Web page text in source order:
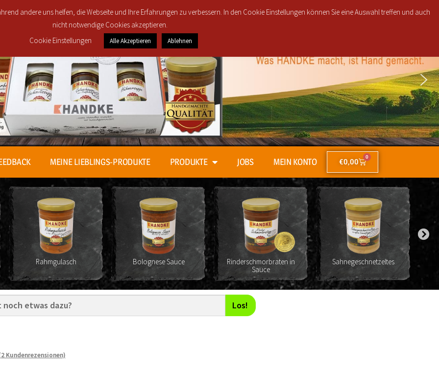
MEINE LIEBLINGS-PRODUKTE PRODUKTE JOBS MEIN KONTO €0,00
0
Rahmgulasch Bolognese Sauce
Rinderschmorbraten in
Sauce
Sahnegeschnetzeltes
Los!
2Kundenrezensionen)
andere uns helfen, die Webseite und Ihre Erfahrungen zu verbessern. In den Cookie Einstellungen können Sie eine Auswahl treffen und auch
nicht notwendige Cookies akzeptieren.
Cookie Einstellungen
Alle Akzeptieren Ablehnen